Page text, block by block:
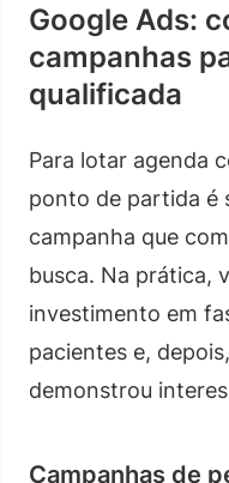
Google Ads:
campanhas
qualificada
Para lotar agenda
ponto de partida é
campanha que
busca. Na prática,
investimento em
pacientes e,
demonstrou
Campanhas de